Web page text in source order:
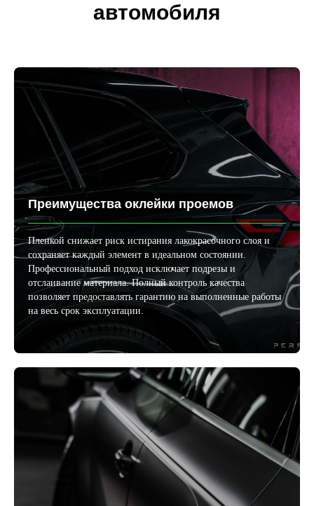
автомобиля
Преимущества оклейки проемов
Пленкой снижает риск истирания лакокрасочного слоя и
сохраняет каждый элемент в идеальном состоянии.
Профессиональный подход исключает подрезы и
отслаивание материала. Полный контроль качества
позволяет предоставлять гарантию на выполненные работы
на весь срок эксплуатации.